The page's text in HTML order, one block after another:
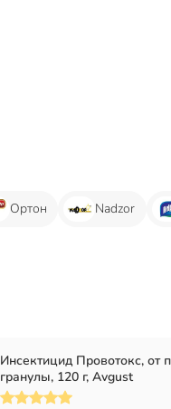
Ортон Nadzor
Инсектицид Провотокс, от
гранулы, 120 г, Avgust